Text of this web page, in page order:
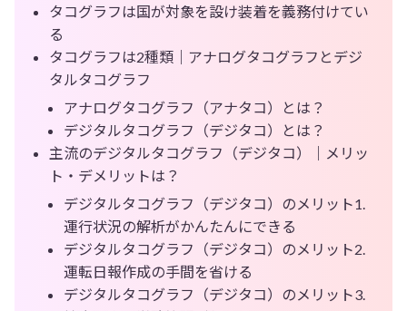
タコグラフは国が対象を設け装着を義務付けてい
る
タコグラフは2種類｜アナログタコグラフとデジ
タルタコグラフ
アナログタコグラフ（アナタコ）とは？
デジタルタコグラフ（デジタコ）とは？
主流のデジタルタコグラフ（デジタコ）｜メリッ
ト・デメリットは？
デジタルタコグラフ（デジタコ）のメリット1.
運行状況の解析がかんたんにできる
デジタルタコグラフ（デジタコ）のメリット2.
運転日報作成の手間を省ける
デジタルタコグラフ（デジタコ）のメリット3.